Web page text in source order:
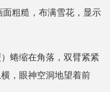
粗糙，布满雪花，显示
蜷缩在角落，双臂紧紧
，眼神空洞地望着前